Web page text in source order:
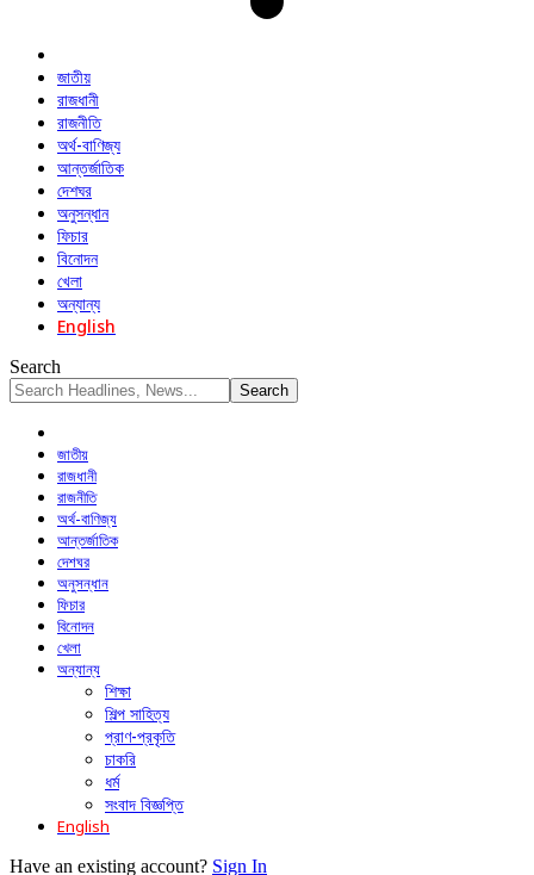
জাতীয়
রাজধানী
রাজনীতি
অর্থ-বাণিজ্য
আন্তর্জাতিক
দেশঘর
অনুসন্ধান
ফিচার
বিনোদন
খেলা
অন্যান্য
English
Search
জাতীয়
রাজধানী
রাজনীতি
অর্থ-বাণিজ্য
আন্তর্জাতিক
দেশঘর
অনুসন্ধান
ফিচার
বিনোদন
খেলা
অন্যান্য
শিক্ষা
শিল্প সাহিত্য
প্রাণ-প্রকৃতি
চাকরি
ধর্ম
সংবাদ বিজ্ঞপ্তি
English
Have an existing account? Sign In